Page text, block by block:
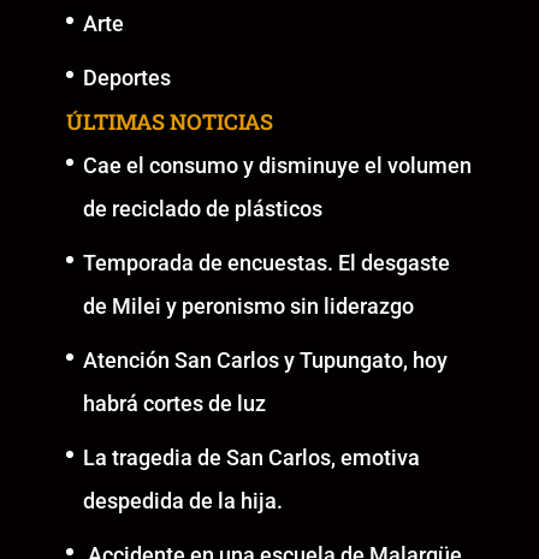
Arte
Deportes
ÚLTIMAS NOTICIAS
Cae el consumo y disminuye el volumen
de reciclado de plásticos
Temporada de encuestas. El desgaste
de Milei y peronismo sin liderazgo
Atención San Carlos y Tupungato, hoy
habrá cortes de luz
La tragedia de San Carlos, emotiva
despedida de la hija.